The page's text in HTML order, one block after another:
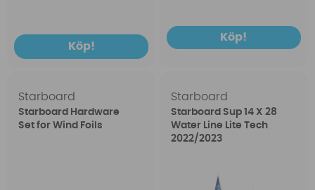
Köp!
Köp!
Starboard
Starboard Hardware
Set for Wind Foils
Starboard
Starboard Sup 14 X 28
Water Line Lite Tech
2022/2023